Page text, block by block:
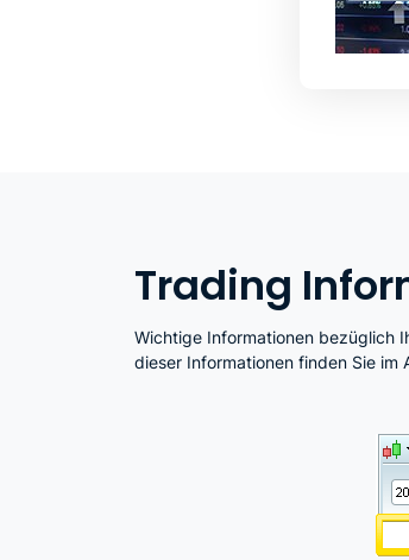
Trading
Wichtige Informationen bezüglich
dieser Informationen finden Sie im